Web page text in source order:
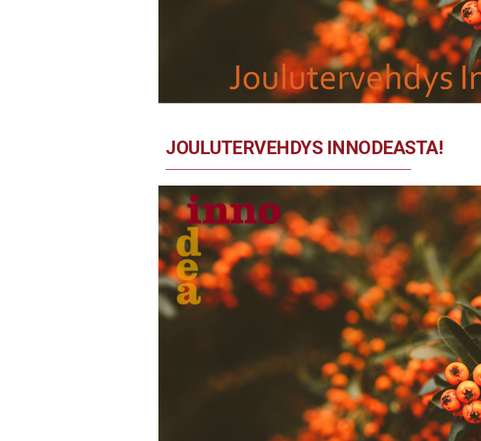
JOULUTERVEHDYS INNODEASTA!